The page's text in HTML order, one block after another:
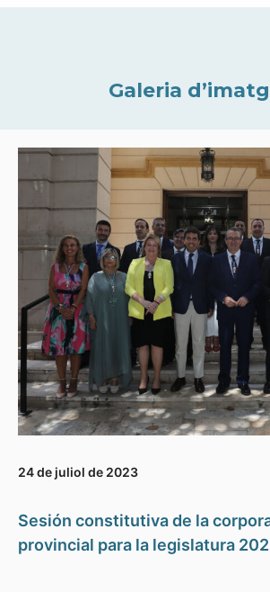
Galeria
24 de juliol de 2023
Sesión constitutiva de la
provincial para la legislatura